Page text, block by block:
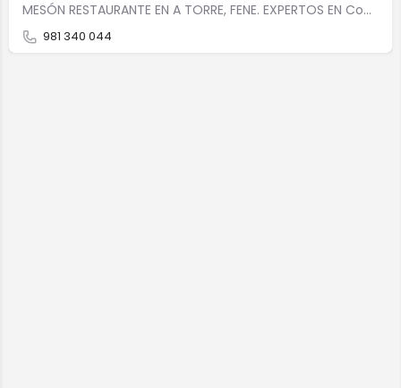
MESÓN RESTAURANTE EN A TORRE, FENE. EXPERTOS EN Cocina gallegaCocina casera Precio medio: 20,00 Lugar…
981 340 044